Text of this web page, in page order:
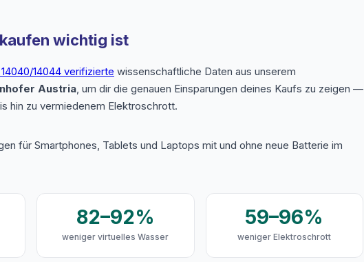
wichtig ist
14044 verifizierte wissenschaftliche Daten aus unserem
Austria, um dir die genauen Einsparungen deines Kaufs zu zeigen —
hin zu vermiedenem Elektroschrott.
für Smartphones, Tablets und Laptops mit und ohne neue Batterie im
82–92%
weniger virtuelles Wasser
59–96%
weniger Elektroschrott